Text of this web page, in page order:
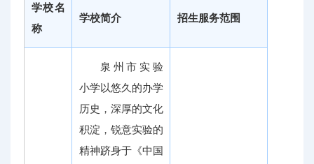
学校名
称
学校简介 招生服务范围
泉州市实验
小学以悠久的办学
历史，深厚的文化
积淀，锐意实验的
精神跻身于《中国